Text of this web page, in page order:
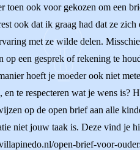
ook voor gekozen om een
ook dat ik graag had dat ze
met ze wilde delen.
een gesprek of rekening te
hoeft je moeder ook niet
te respecteren wat je wens
op de open brief aan alle
niet jouw taak is. Deze vind
open-brief-voor-